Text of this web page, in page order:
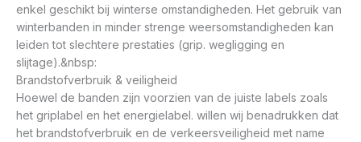
enkel geschikt bij winterse omstandigheden. Het gebruik van
winterbanden in minder strenge weersomstandigheden kan
leiden tot slechtere prestaties (grip. wegligging en
slijtage).&nbsp:
Brandstofverbruik & veiligheid
Hoewel de banden zijn voorzien van de juiste labels zoals
het griplabel en het energielabel. willen wij benadrukken dat
het brandstofverbruik en de verkeersveiligheid met name